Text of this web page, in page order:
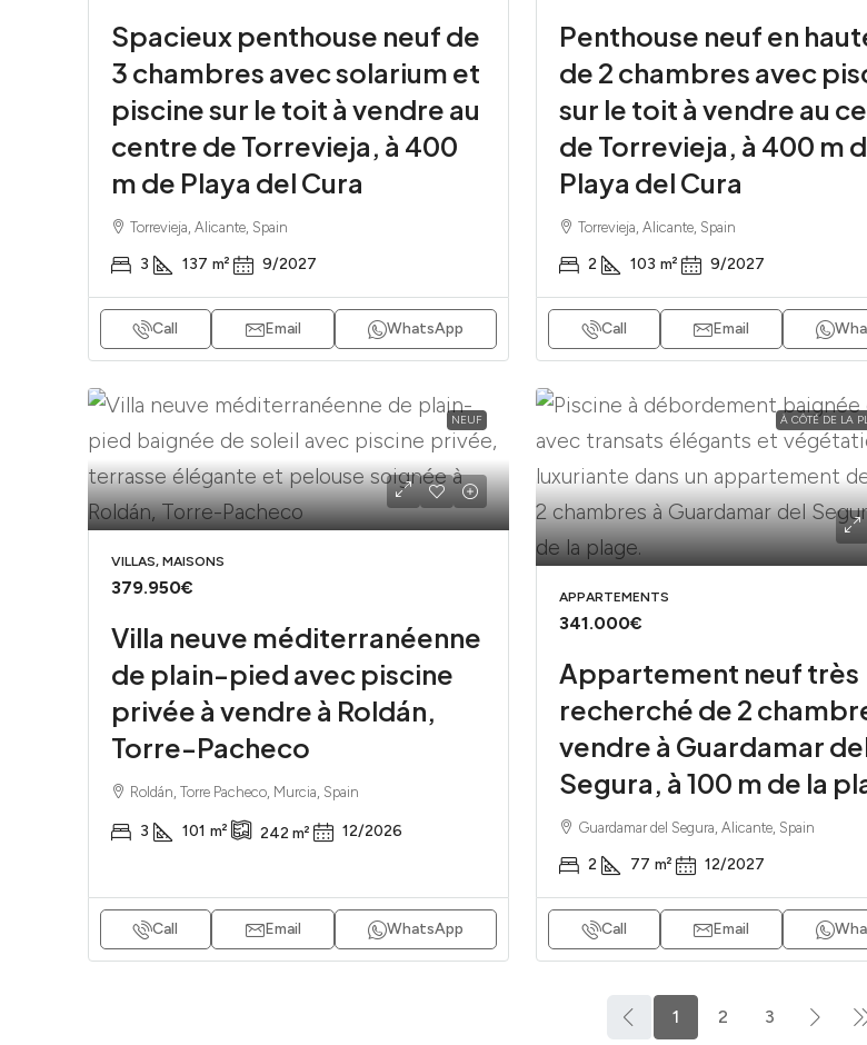
Spacieux penthouse neuf de
3 chambres avec solarium et
piscine sur le toit à vendre au
centre de Torrevieja, à 400
m de Playa del Cura
Torrevieja, Alicante, Spain
3 137 m² 9/2027
Call Email WhatsApp
Penthouse neuf en
de 2 chambres avec
sur le toit à vendre au
de Torrevieja, à 400 m
Playa del Cura
Torrevieja, Alicante, Spain
2 103 m² 9/2027
Call Email
NEUF
VILLAS, MAISONS
379.950€
Villa neuve méditerranéenne
de plain-pied avec piscine
privée à vendre à Roldán,
Torre-Pacheco
Roldán, Torre Pacheco, Murcia, Spain
3 101 m² 242 m² 12/2026
Call Email WhatsApp
À CÔTÉ DE LA
APPARTEMENTS
341.000€
Appartement neuf très
recherché de 2
vendre à Guardamar
Segura, à 100 m de la
Guardamar del Segura, Alicante, Spain
2 77 m² 12/2027
Call Email
1 2 3